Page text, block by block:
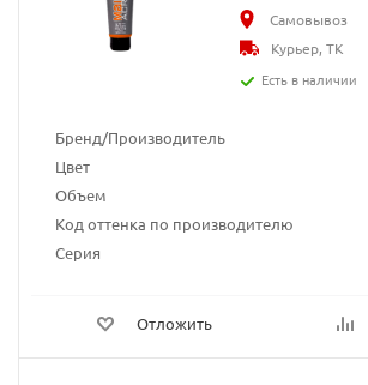
Бренд/Производитель
Цвет
Объем
Код оттенка по производителю
Серия
Отложить
Самовывоз
Курьер, ТК
Есть в наличии